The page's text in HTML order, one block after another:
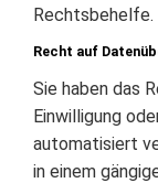
Rechtsbehelfe.
Recht auf
Sie haben das
Einwilligung
automatisiert
in einem